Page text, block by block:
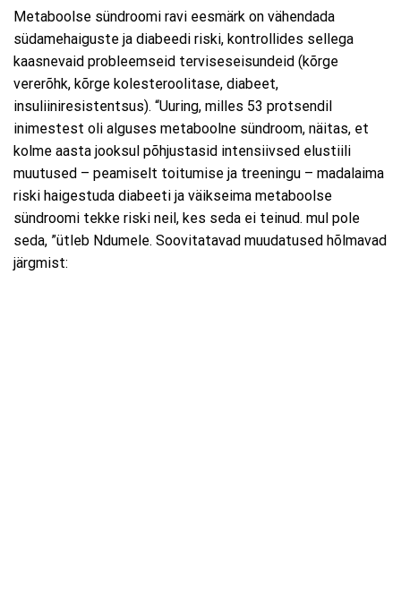
Metaboolse sündroomi ravi eesmärk on vähendada
südamehaiguste ja diabeedi riski, kontrollides sellega
kaasnevaid probleemseid terviseseisundeid (kõrge
vererõhk, kõrge kolesteroolitase, diabeet,
insuliiniresistentsus). “Uuring, milles 53 protsendil
inimestest oli alguses metaboolne sündroom, näitas, et
kolme aasta jooksul põhjustasid intensiivsed elustiili
muutused – peamiselt toitumise ja treeningu – madalaima
riski haigestuda diabeeti ja väikseima metaboolse
sündroomi tekke riski neil, kes seda ei teinud. mul pole
seda, ”ütleb Ndumele. Soovitatavad muudatused hõlmavad
järgmist: